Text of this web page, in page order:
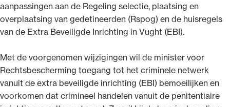
aanpassingen aan de Regeling selectie, plaatsing en
overplaatsing van gedetineerden (Rspog) en de huisregels
van de Extra Beveiligde Inrichting in Vught (EBI).
Met de voorgenomen wijzigingen wil de minister voor
Rechtsbescherming toegang tot het criminele netwerk
vanuit de extra beveiligde inrichting (EBI) bemoeilijken en
voorkomen dat crimineel handelen vanuit de penitentiaire